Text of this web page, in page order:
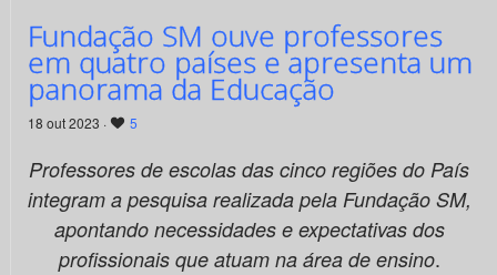
Fundação SM ouve professores
em quatro países e apresenta um
panorama da Educação
18 out 2023 · 5
Professores de escolas das cinco regiões do País
integram a pesquisa realizada pela Fundação SM,
apontando necessidades e expectativas dos
profissionais que atuam na área de ensino.